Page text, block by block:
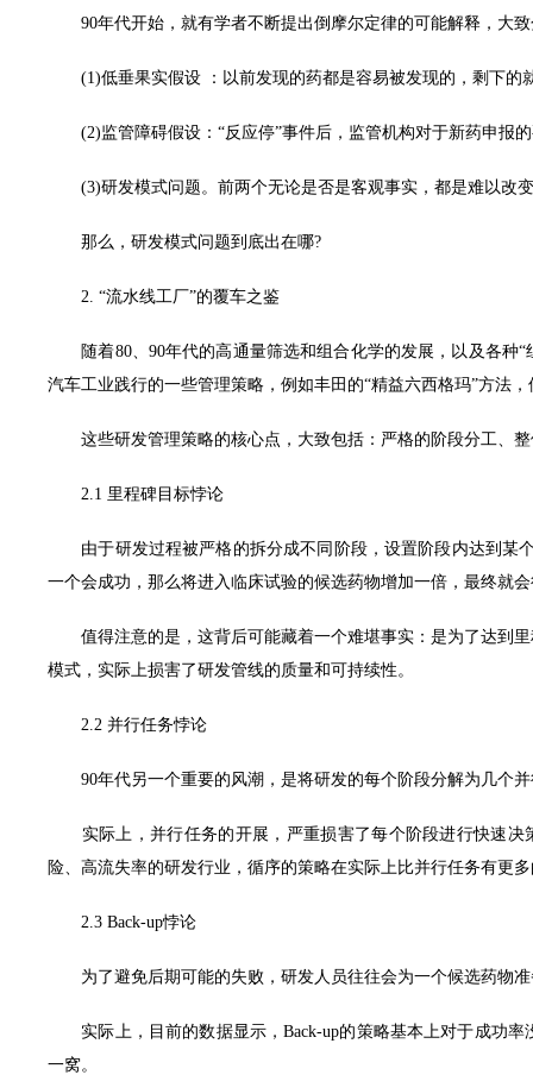
90年代开始，就有学者不断提出倒摩尔定律的可能解释，大致
(1)低垂果实假设 ：以前发现的药都是容易被发现的，剩下的
(2)监管障碍假设：“反应停”事件后，监管机构对于新药申报
(3)研发模式问题。前两个无论是否是客观事实，都是难以改
那么，研发模式问题到底出在哪?
2. “流水线工厂”的覆车之鉴
随着80、90年代的高通量筛选和组合化学的发展，以及各种“
汽车工业践行的一些管理策略，例如丰田的“精益六西格玛”方法
这些研发管理策略的核心点，大致包括：严格的阶段分工、整
2.1 里程碑目标悖论
由于研发过程被严格的拆分成不同阶段，设置阶段内达到某个
一个会成功，那么将进入临床试验的候选药物增加一倍，最终就
值得注意的是，这背后可能藏着一个难堪事实：是为了达到里
模式，实际上损害了研发管线的质量和可持续性。
2.2 并行任务悖论
90年代另一个重要的风潮，是将研发的每个阶段分解为几个并
实际上，并行任务的开展，严重损害了每个阶段进行快速决
险、高流失率的研发行业，循序的策略在实际上比并行任务有更
2.3 Back-up悖论
为了避免后期可能的失败，研发人员往往会为一个候选药物准
实际上，目前的数据显示，Back-up的策略基本上对于成功率
一窝。